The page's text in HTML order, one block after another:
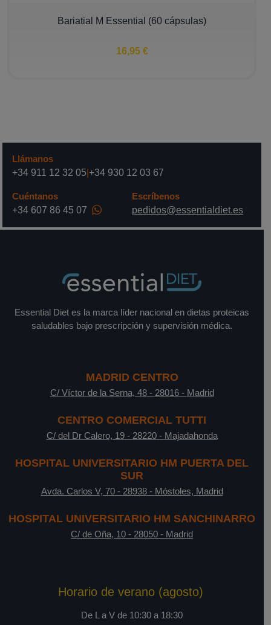
Bariatial M Essential (60 cápsulas)
16,95 €
Llámanos
+34 911 12 32 05 +34 930 12 03 67
Cuéntanos
+34 607 86 45 07
Escríbenos
pedidos@essentialdiet.es
Essential Diet es la marca líder nacional en dietas proteicas
saludables bajo prescripción y supervisión médica.
MADRID CENTRO
C/ Víctor de la Serna, 48- 28016- Madrid
CENTRO COMERCIAL TUTTI
C/ del Dr Calero, 19- 28220- Majadahonda
HOSPITAL UNIVERSITARIO HM PUERTA DEL
SUR
Avda. Carlos V, 70- 28938- Móstoles, Madrid
HOSPITAL UNIVERSITARIO HM SANCHINARRO
C/ de Oña, 10 - 28050 - Madrid
Horario de verano (agosto)
De L a V de 10:30 a 18:30